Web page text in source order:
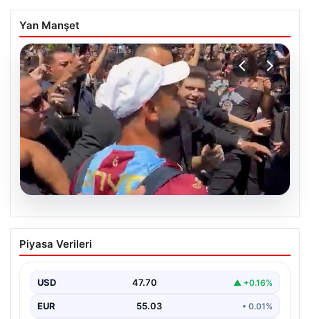
Yan Manşet
05.08.2026
Mohamed Salah’tan Tarihi İlk Üçlü
Başarı
önemli bir dönüm noktasına imza attı. Takımının
hücum…
Piyasa Verileri
USD 47.70 ▲ +0.16%
EUR 55.03 • 0.01%